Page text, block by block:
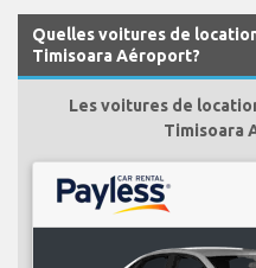
Quelles voitures de
Timisoara Aéroport?
Les voitures de
Timisoara